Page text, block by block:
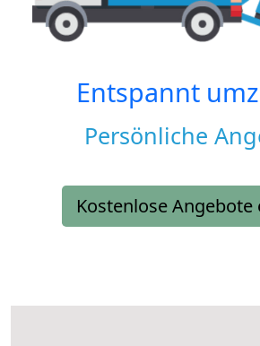
Entspannt
Persönliche
Kostenlose Angebote